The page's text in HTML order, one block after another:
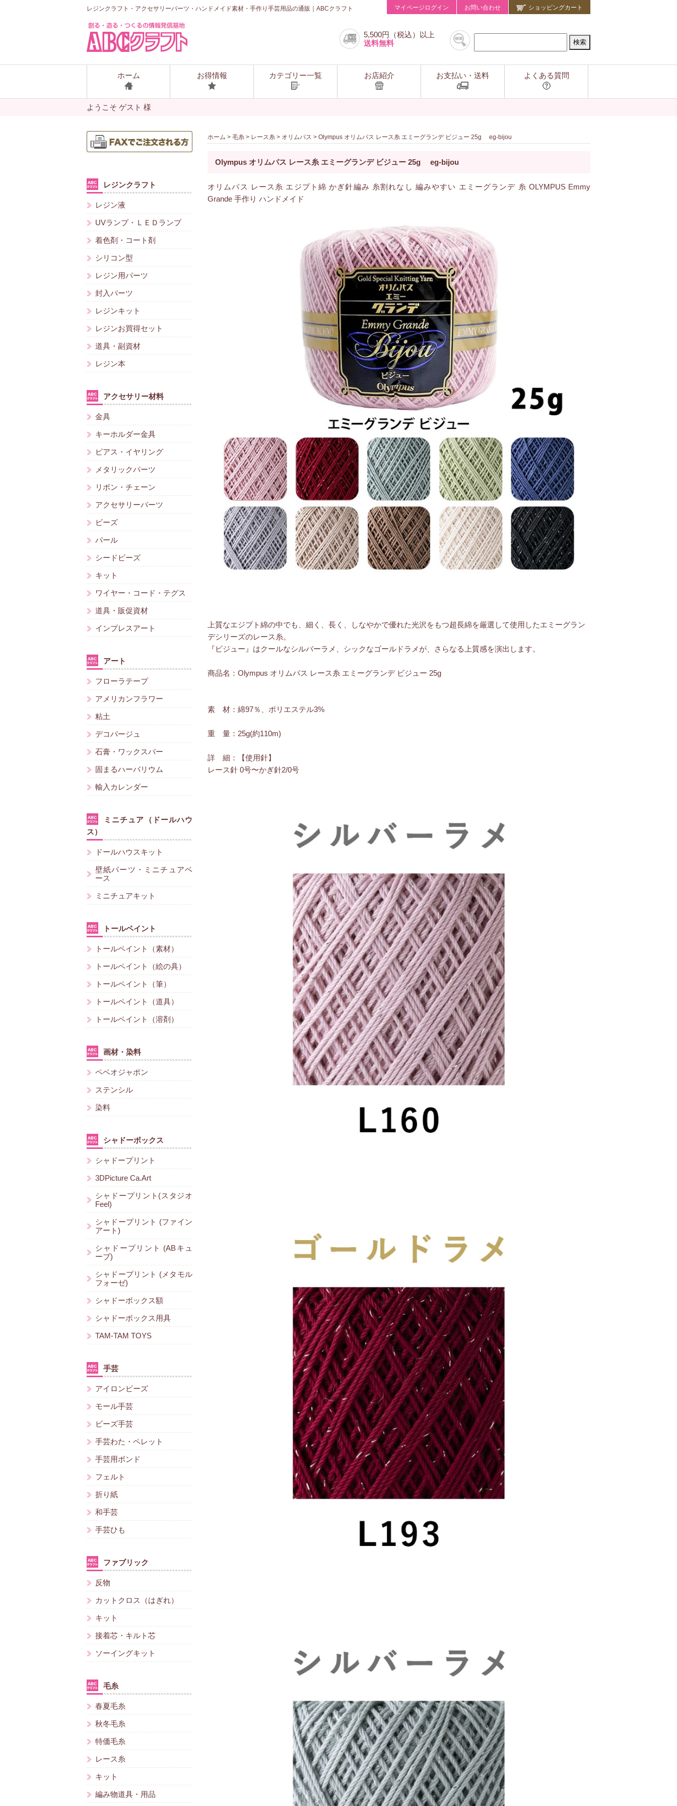
レジンクラフト・アクセサリーパーツ・ハンドメイド素材・手作り手芸用品の通販｜ABCクラフト マイページログイン お問い合わせ ショッピングカート
5,500円（税込）以上
送料無料
ホーム お得情報 カテゴリー一覧 お店紹介 お支払い・送料 よくある質問
ようこそ ゲスト 様
ホーム > 毛糸 > レース糸 > オリムパス > Olympus オリムパス レース糸 エミーグランデ ビジュー 25g eg-bijou
Olympus オリムパス レース糸 エミーグランデ ビジュー 25g eg-bijou
オリムパス レース糸 エジプト綿 かぎ針編み 糸割れなし 編みやすい エミーグランデ 糸 OLYMPUS Emmy
Grande 手作り ハンドメイド
上質なエジプト綿の中でも、細く、長く、しなやかで優れた光沢をもつ超長綿を厳選して使用したエミーグラン
デシリーズのレース糸。
『ビジュー』はクールなシルバーラメ、シックなゴールドラメが、さらなる上質感を演出します。
商品名：Olympus オリムパス レース糸 エミーグランデ ビジュー 25g
素 材：綿97％、ポリエステル3%
重 量：25g(約110m)
詳 細：【使用針】
レース針 0号〜かぎ針2/0号
レジンクラフト
レジン液
UVランプ・ＬＥＤランプ
着色剤・コート剤
シリコン型
レジン用パーツ
封入パーツ
レジンキット
レジンお買得セット
道具・副資材
レジン本
アクセサリー材料
金具
キーホルダー金具
ピアス・イヤリング
メタリックパーツ
リボン・チェーン
アクセサリーパーツ
ビーズ
パール
シードビーズ
キット
ワイヤー・コード・テグス
道具・販促資材
インプレスアート
アート
フローラテープ
アメリカンフラワー
粘土
デコパージュ
石膏・ワックスバー
固まるハーバリウム
輸入カレンダー
ミニチュア（ドールハウ
ス）
ドールハウスキット
壁紙パーツ・ミニチュアベ
ース
ミニチュアキット
トールペイント
トールペイント（素材）
トールペイント（絵の具）
トールペイント（筆）
トールペイント（道具）
トールペイント（溶剤）
画材・染料
ペベオジャポン
ステンシル
染料
シャドーボックス
シャドープリント
3DPicture Ca.Art
シャドープリント(スタジオ
Feel)
シャドープリント (ファイン
アート)
シャドープリント (ABキュ
ーブ)
シャドープリント (メタモル
フォーゼ)
シャドーボックス額
シャドーボックス用具
TAM-TAM TOYS
手芸
アイロンビーズ
モール手芸
ビーズ手芸
手芸わた・ペレット
手芸用ボンド
フェルト
折り紙
和手芸
手芸ひも
ファブリック
反物
カットクロス（はぎれ）
キット
接着芯・キルト芯
ソーイングキット
毛糸
春夏毛糸
秋冬毛糸
特価毛糸
レース糸
キット
編み物道具・用品